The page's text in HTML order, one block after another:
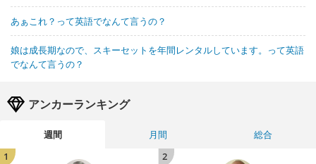
あぁこれ？って英語でなんて言うの？
娘は成長期なので、スキーセットを年間レンタルしています。って英語
でなんて言うの？
アンカーランキング
週間 月間
総合
1
2